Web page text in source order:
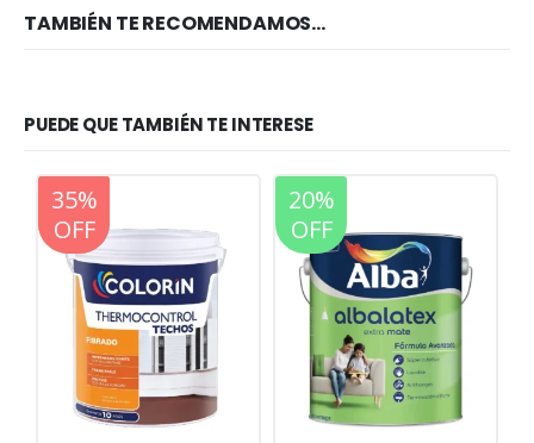
TAMBIÉN TE RECOMENDAMOS…
PUEDE QUE TAMBIÉN TE INTERESE
20%
OFF
20%
OFF